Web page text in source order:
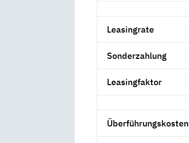
Leasingrate
Sonderzahlung
Leasingfaktor
Überführungskosten